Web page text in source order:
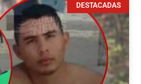
DESTACADAS